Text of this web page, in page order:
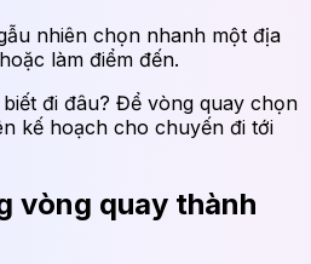
nhiên chọn nhanh một địa
làm điểm đến.
đi đâu? Để vòng quay chọn
kế hoạch cho chuyến đi tới
vòng quay thành